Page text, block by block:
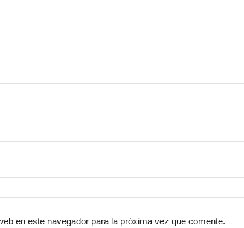
en este navegador para la próxima vez que comente.